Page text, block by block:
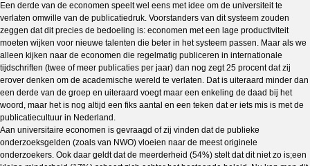
Een derde van de economen speelt wel eens met idee om de universiteit te
verlaten omwille van de publicatiedruk. Voorstanders van dit systeem zouden
zeggen dat dit precies de bedoeling is: economen met een lage productiviteit
moeten wijken voor nieuwe talenten die beter in het systeem passen. Maar als we
alleen kijken naar de economen die regelmatig publiceren in internationale
tijdschriften (twee of meer publicaties per jaar) dan nog zegt 25 procent dat zij
erover denken om de academische wereld te verlaten. Dat is uiteraard minder dan
een derde van de groep en uiteraard voegt maar een enkeling de daad bij het
woord, maar het is nog altijd een fiks aantal en een teken dat er iets mis is met de
publicatiecultuur in Nederland.
Aan universitaire economen is gevraagd of zij vinden dat de publieke
onderzoeksgelden (zoals van NWO) vloeien naar de meest originele
onderzoekers. Ook daar geldt dat de meerderheid (54%) stelt dat dit niet zo is;een